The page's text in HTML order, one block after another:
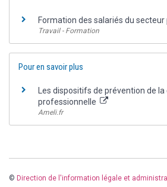
Formation des salariés du secteur
Travail - Formation
Pour en savoir plus
Les dispositifs de prévention de
professionnelle
Ameli.fr
© Direction de l'information légale et